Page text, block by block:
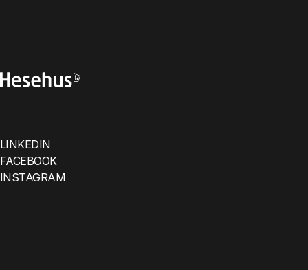
LINKEDIN
FACEBOOK
INSTAGRAM